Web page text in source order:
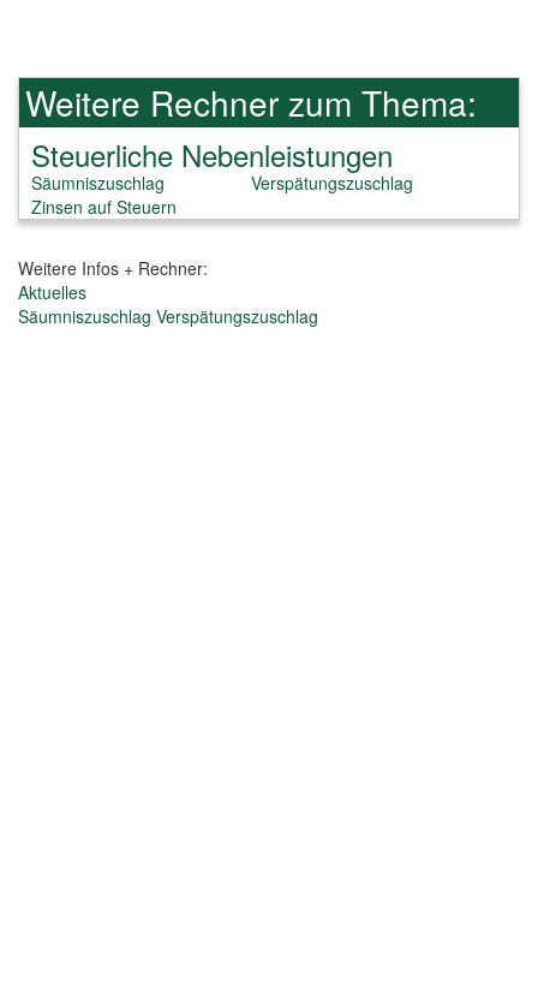
Weitere Rechner zum Thema:
Steuerliche Nebenleistungen
Säumniszuschlag
Verspätungszuschlag
Zinsen auf Steuern
Weitere Infos + Rechner:
Aktuelles
Säumniszuschlag Verspätungszuschlag